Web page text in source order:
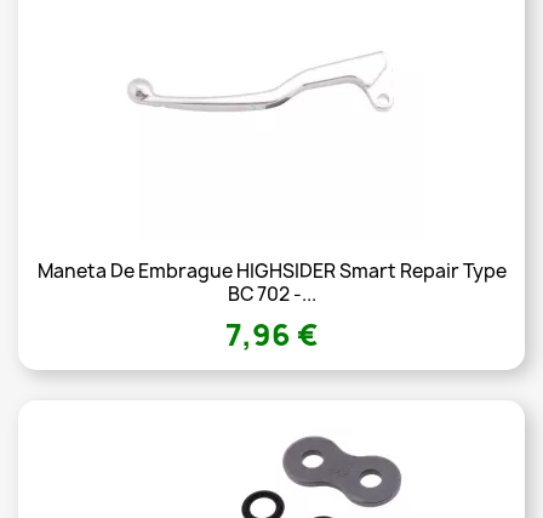
Maneta De Embrague HIGHSIDER Smart Repair Type
BC 702 -...
7,96 €